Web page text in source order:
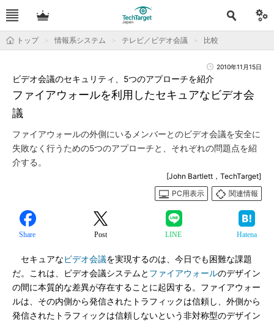
トップ 情報系システム テレビ／ビデオ会議 比較
2010年11月15日
ファイアウォールを利用したセキュアなビデオ会
議
ビデオ会議のセキュリティ、5つのアプローチを紹介
ファイアウォールの外側にいるメンバーとのビデオ会議を安全に
失敗なく行うための5つのアプローチと、それぞれの問題点を紹
介する。
[John Bartlett，TechTarget]
PC用表示
関連情報
Share Post LINE Hatena
セキュアなビデオ会議を実現するのは、今日でも困難な課題
だ。これは、ビデオ会議システムと ファイアウォールのデザイン
の間に本質的な差異が存在することに起因する。ファイアウォー
ルは、その内側から発信されたトラフィックは信頼し、外側から
発信されたトラフィックは信頼しないという非対称型のデザイン